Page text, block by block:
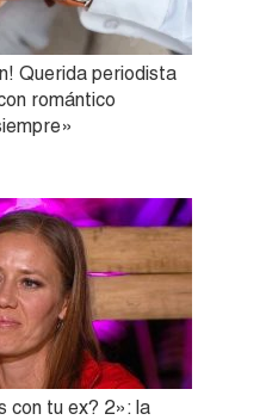
Querida periodista
romántico
con tu ex? 2»: la